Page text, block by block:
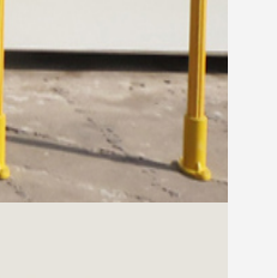
護成本低